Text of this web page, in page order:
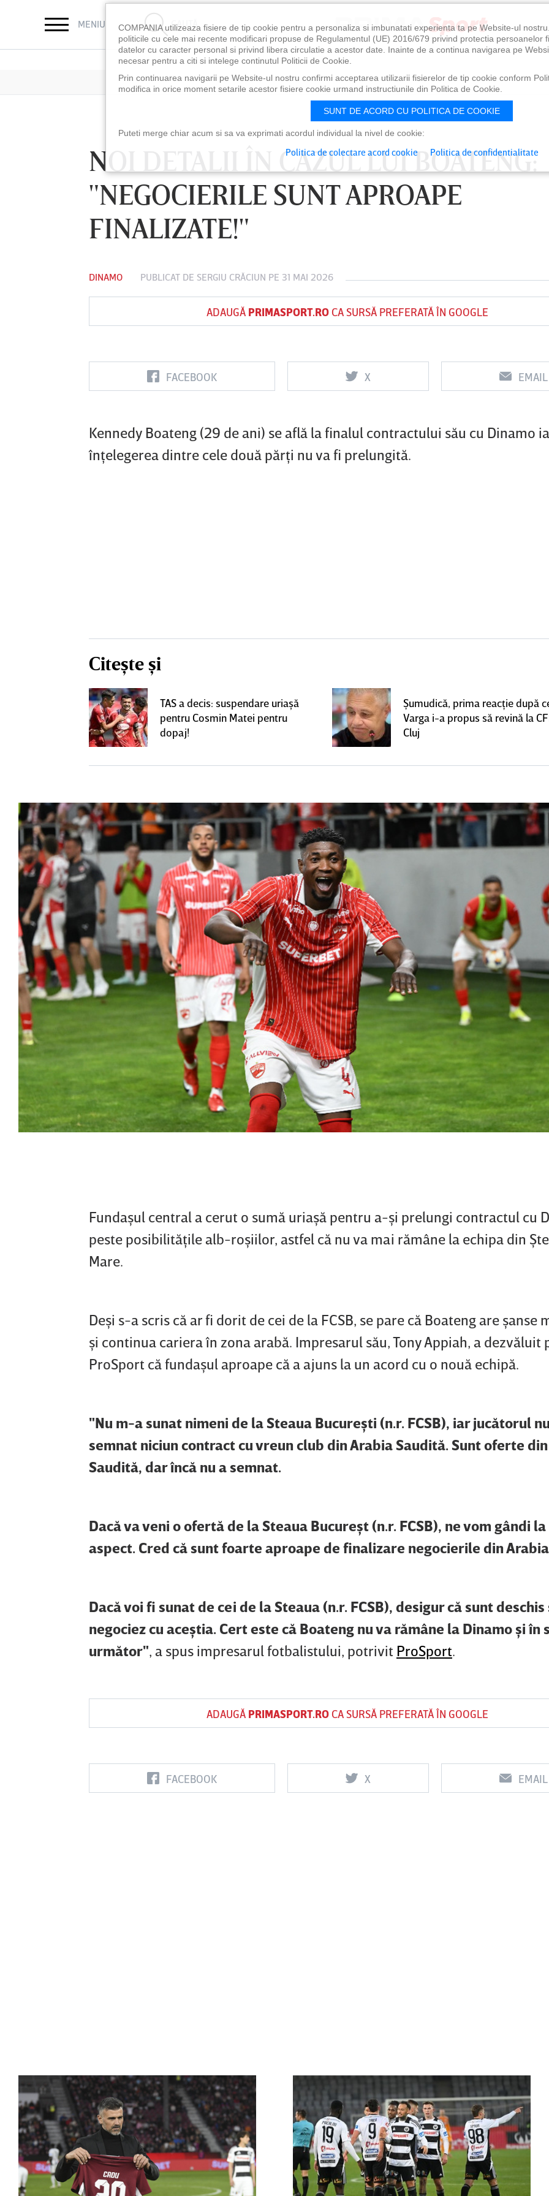
MENIU CAUTĂ
NOI DETALII ÎN CAZUL LUI BOATENG:
"NEGOCIERILE SUNT APROAPE
FINALIZATE!"
DINAMO PUBLICAT DE SERGIU CRĂCIUN PE 31 MAI 2026
ADAUGĂ PRIMASPORT.ROCA SURSĂ PREFERATĂ ÎN GOOGLE
FACEBOOK X EMAIL
Kennedy Boateng (29 de ani) se află la finalul contractului său cu Dinamo
înţelegerea dintre cele două părţi nu va fi prelungită.
Citește și
TAS a decis: suspendare uriaşă
pentru Cosmin Matei pentru
dopaj!
Şumudică, prima reacţie după
Varga i-a propus să revină la
Cluj
Fundaşul central a cerut o sumă uriaşă pentru a-şi prelungi contractul cu
peste posibilităţile alb-roşiilor, astfel că nu va mai rămâne la echipa din
Mare.
Deşi s-a scris că ar fi dorit de cei de la FCSB, se pare că Boateng are şanse
şi continua cariera în zona arabă. Impresarul său, Tony Appiah, a dezvăluit
ProSport că fundaşul aproape că a ajuns la un acord cu o nouă echipă.
"Nu m-a sunat nimeni de la Steaua Bucureşti (n.r. FCSB), iar jucătorul
semnat niciun contract cu vreun club din Arabia Saudită. Sunt oferte
Saudită, dar încă nu a semnat.
Dacă va veni o ofertă de la Steaua Bucureşt (n.r. FCSB), ne vom gândi
aspect. Cred că sunt foarte aproape de finalizare negocierile din
Dacă voi fi sunat de cei de la Steaua (n.r. FCSB), desigur că sunt deschis
negociez cu aceştia. Cert este că Boateng nu va rămâne la Dinamo şi în
următor", a spus impresarul fotbalistului, potrivit ProSport.
ADAUGĂ PRIMASPORT.ROCA SURSĂ PREFERATĂ ÎN GOOGLE
FACEBOOK X EMAIL
FC Botoşani
Vs
Corvinul
Hunedoara
Sepsi OSK Sf
Vs
FCSB UTA Arad
Vs
Rapid
COMPANIA utilizeaza fisiere de tip cookie pentru a personaliza si imbunatati experienta ta pe Website-ul
politicile cu cele mai recente modificari propuse de Regulamentul (UE) 2016/679 privind protectia persoanelor
datelor cu caracter personal si privind libera circulatie a acestor date. Inainte de a continua navigarea pe
necesar pentru a citi si intelege continutul Politicii de Cookie.
Prin continuarea navigarii pe Website-ul nostru confirmi acceptarea utilizarii fisierelor de tip cookie conform
modifica in orice moment setarile acestor fisiere cookie urmand instructiunile din Politica de Cookie.
SUNT DE ACORD CU POLITICA DE COOKIE
Puteti merge chiar acum si sa va exprimati acordul individual la nivel de cookie:
Politica de colectare acord cookie Politica de confidentialitate